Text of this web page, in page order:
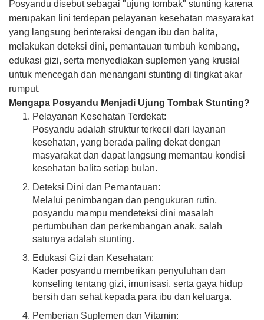
Posyandu disebut sebagai "ujung tombak" stunting karena
merupakan lini terdepan pelayanan kesehatan masyarakat
yang langsung berinteraksi dengan ibu dan balita,
melakukan deteksi dini, pemantauan tumbuh kembang,
edukasi gizi, serta menyediakan suplemen yang krusial
untuk mencegah dan menangani stunting di tingkat akar
rumput.
Mengapa Posyandu Menjadi Ujung Tombak Stunting?
Pelayanan Kesehatan Terdekat:
Posyandu adalah struktur terkecil dari layanan
kesehatan, yang berada paling dekat dengan
masyarakat dan dapat langsung memantau kondisi
kesehatan balita setiap bulan.
Deteksi Dini dan Pemantauan:
Melalui penimbangan dan pengukuran rutin,
posyandu mampu mendeteksi dini masalah
pertumbuhan dan perkembangan anak, salah
satunya adalah stunting.
Edukasi Gizi dan Kesehatan:
Kader posyandu memberikan penyuluhan dan
konseling tentang gizi, imunisasi, serta gaya hidup
bersih dan sehat kepada para ibu dan keluarga.
Pemberian Suplemen dan Vitamin: